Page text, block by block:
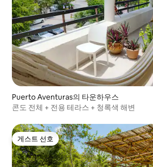
Puerto Aventuras의 타운하우스
콘도 전체 + 전용 테라스 + 청록색 해변
게스트 선호
게스트 선호